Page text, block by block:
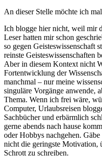
An dieser Stelle möchte ich
Ich blogge hier nicht, weil mir
Leser hatten mir schon
so gegen Geisteswissenschaft
reinste Geisteswissenschaften
Aber in diesem Kontext nicht
Fortentwicklung der
manchmal – nur meine
singuläre Vorgänge anwende,
Thema. Wenn ich frei wäre,
Computer, Urlaubsreisen
Sachbücher und erbärmlich
gerne abends nach hause
oder Hobbys nachgehen.
nicht die geringste Motivation,
Schrott zu schreiben.